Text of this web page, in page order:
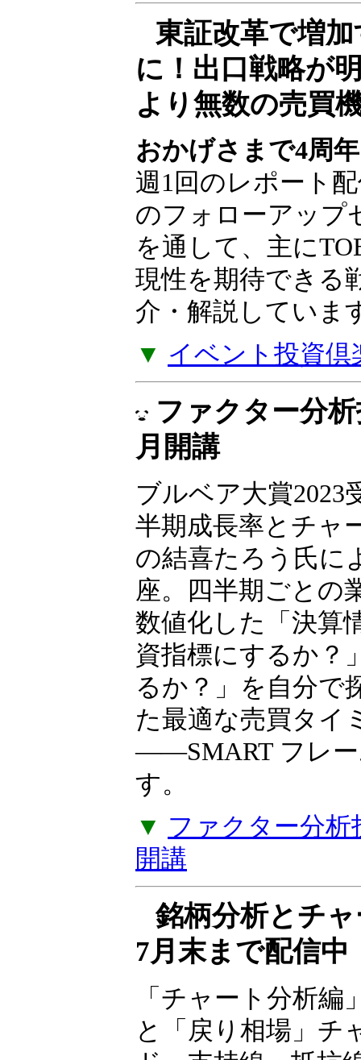
東証改革で増
に！出口戦略が
より無数の売買
おかげさまで4周年
週1回のレポート
のフォローアップ
を通して、主に
現性を期待できる
介・解説していま
▼ イベント投資倶
ファクター分
月開講
ブルベア大賞2023
半期成長率とチャ
の結喜たろう氏に
座。四半期ごとの
数値化した「決算
資指標にするか？
るか？」を自分で
た最適な売買タイ
――SMART フレー
す。
▼ ファクター分析
開講
銘柄分析とチ
7月末まで配信中
「チャート分析
と「戻り相場」チ